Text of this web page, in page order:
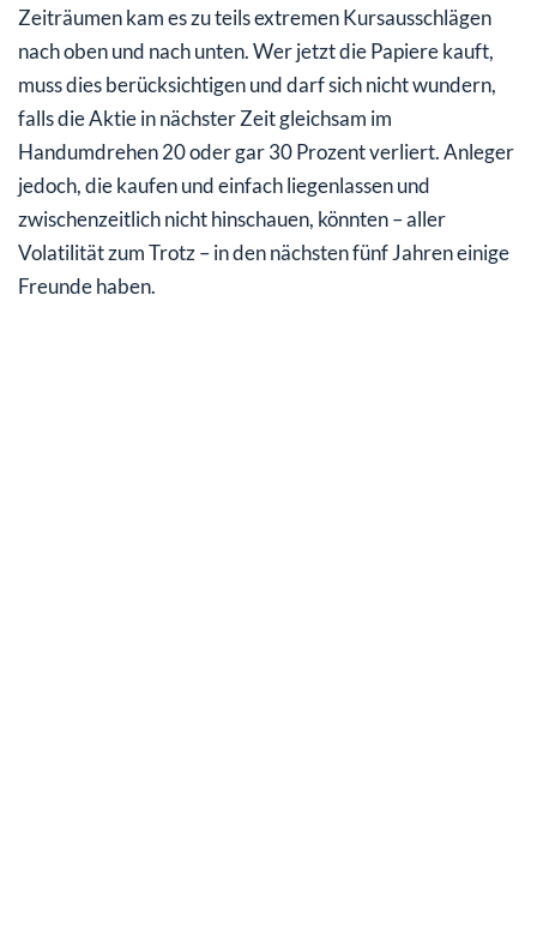
Zeiträumen kam es zu teils extremen Kursausschlägen
nach oben und nach unten. Wer jetzt die Papiere kauft,
muss dies berücksichtigen und darf sich nicht wundern,
falls die Aktie in nächster Zeit gleichsam im
Handumdrehen 20 oder gar 30 Prozent verliert. Anleger
jedoch, die kaufen und einfach liegenlassen und
zwischenzeitlich nicht hinschauen, könnten – aller
Volatilität zum Trotz – in den nächsten fünf Jahren einige
Freunde haben.